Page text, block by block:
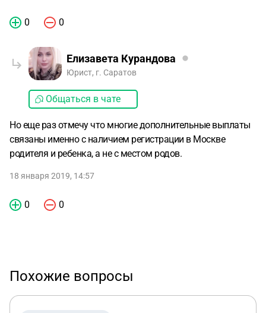
0 0
Елизавета Курандова
Юрист, г. Саратов
Общаться в чате
Но еще раз отмечу что многие дополнительные выплаты
связаны именно с наличием регистрации в Москве
родителя и ребенка, а не с местом родов.
18 января 2019, 14:57
0 0
Похожие вопросы